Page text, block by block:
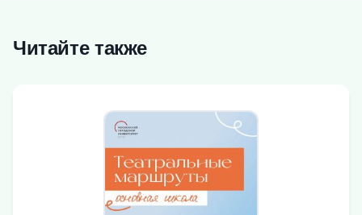
Читайте также